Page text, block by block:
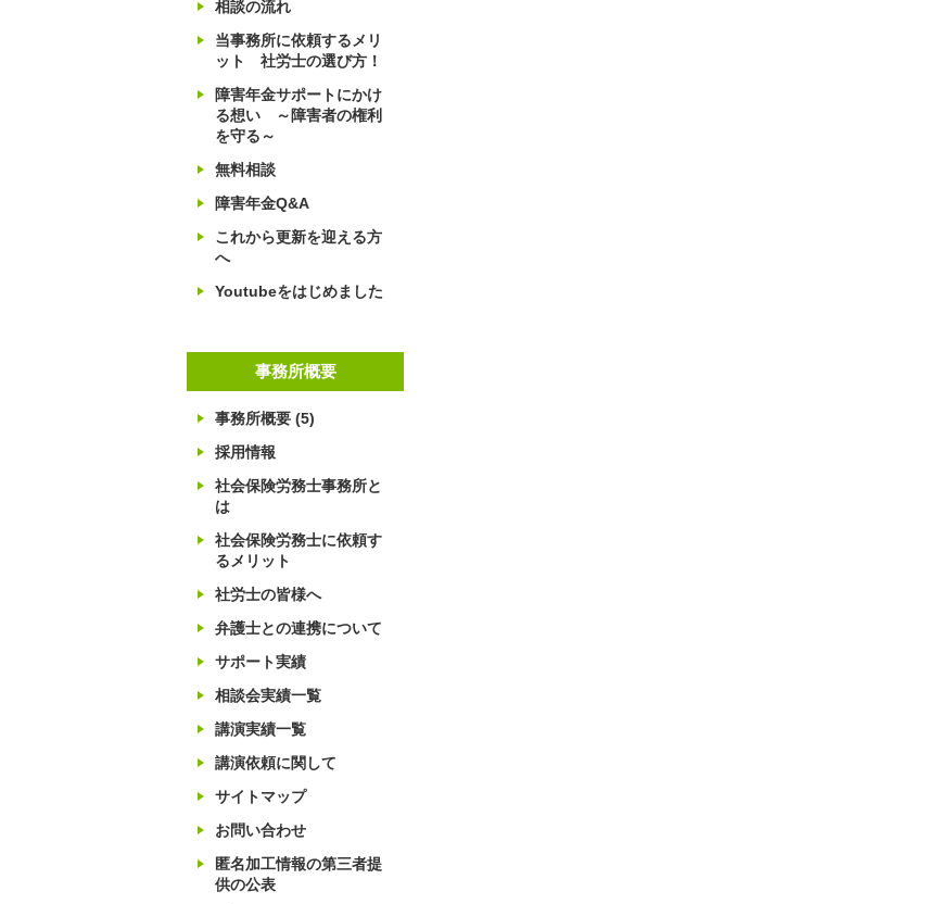
相談の流れ
当事務所に依頼するメリ
ット 社労士の選び方！
障害年金サポートにかけ
る想い ～障害者の権利
を守る～
無料相談
障害年金Q&A
これから更新を迎える方
へ
Youtubeをはじめました
事務所概要
事務所概要 (5)
採用情報
社会保険労務士事務所と
は
社会保険労務士に依頼す
るメリット
社労士の皆様へ
弁護士との連携について
サポート実績
相談会実績一覧
講演実績一覧
講演依頼に関して
サイトマップ
お問い合わせ
匿名加工情報の第三者提
供の公表